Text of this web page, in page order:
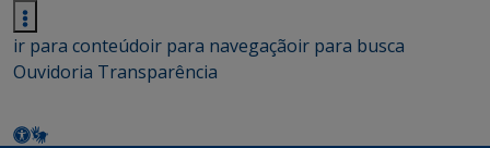
ir para conteúdoir para navegaçãoir para busca
Ouvidoria Transparência